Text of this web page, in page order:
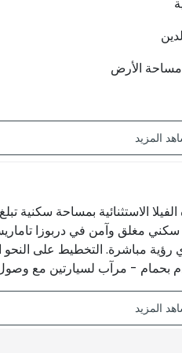
سنة
تقع في مجمع سكني مغلق وآمن في
رؤية مباشرة. التخطيط على النحو
- مرآب لسيارتين مع
والمسبح - منطقة معيشة
الاسترخاء - مرحاض ضيوف حديث. الطابق الأول: - 4 غرف نوم، بما
خاص وحديقة خضراء - نظام
شمسية - مرآب خاص ومجمع